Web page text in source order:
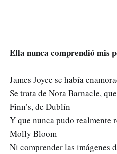
Ella nunca comprendió mis
James Joyce se había
Se trata de Nora Barnacle,
Finn’s, de Dublín
Y que nunca pudo realmente
Molly Bloom
Ni comprender las imágenes